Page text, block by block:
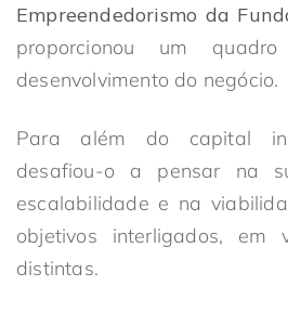
Empreendedorismo da
proporcionou um
desenvolvimento do negócio.
Para além do capital
desafiou-o a pensar na
escalabilidade e na
objetivos interligados, em
distintas.